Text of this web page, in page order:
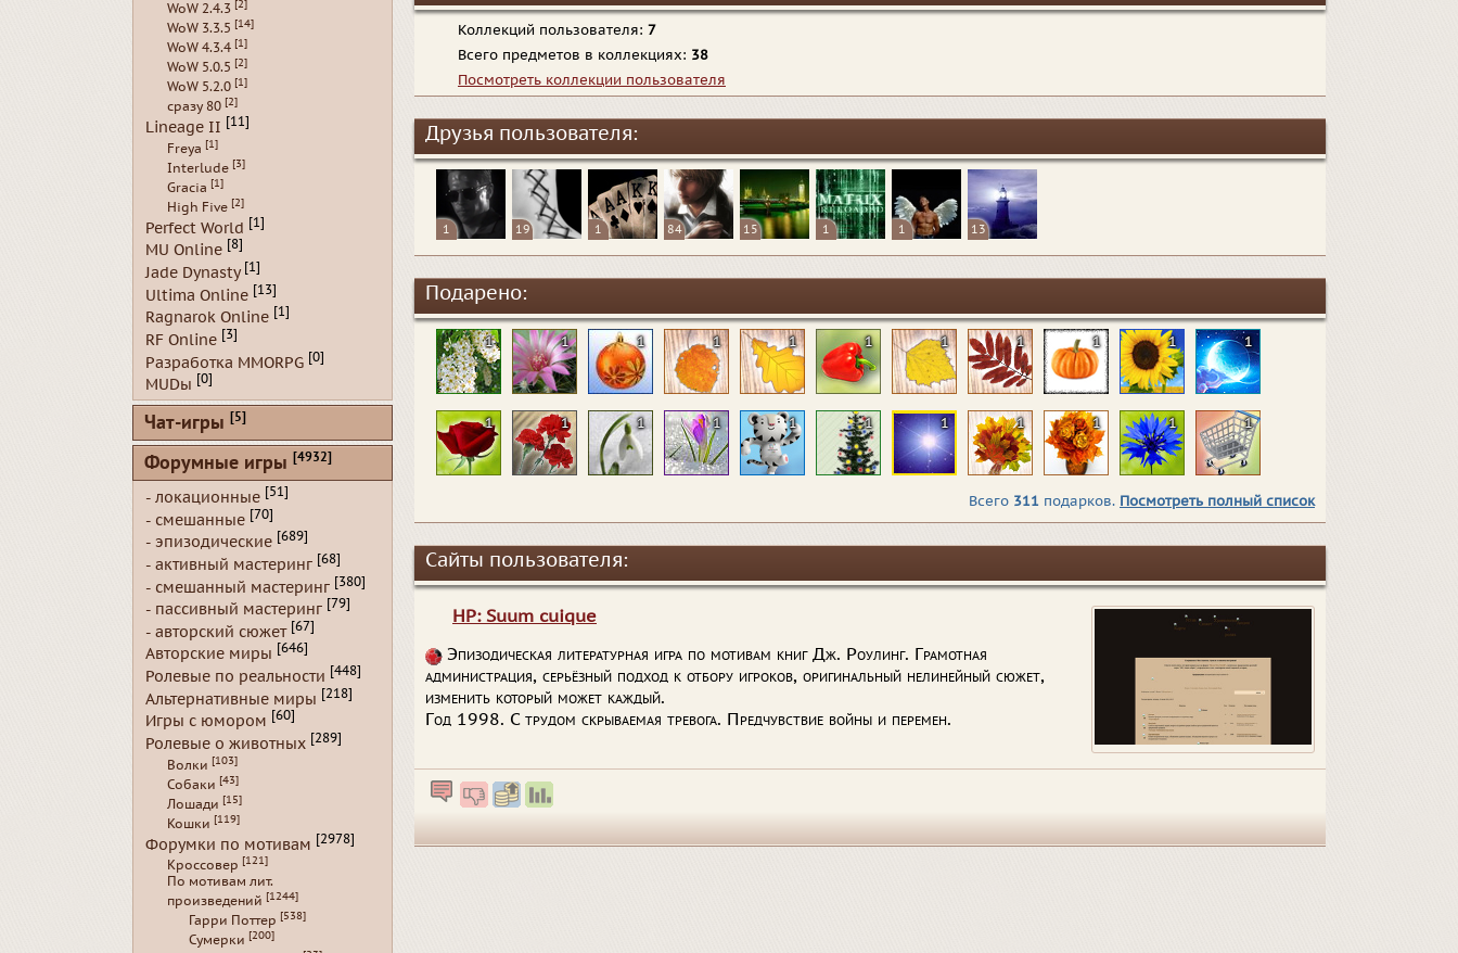
Коллекций пользователя: 7
Всего предметов в коллекциях: 38
Посмотреть коллекции пользователя
Друзья пользователя:
1 19 1 84 15 1 1 13
Подарено:
1 1 1 1 1 1 1 1 1 1 1
1 1 1 1 1 1 1 1 1 1 1
Всего 311 подарков. Посмотреть полный список
Сайты пользователя:
HP: Suum cuique
Эпизодическая литературная игра по мотивам книг Дж. Роулинг. Грамотная
администрация, серьёзный подход к отбору игроков, оригинальный нелинейный сюжет,
изменить который может каждый.
Год 1998. С трудом скрываемая тревога. Предчувствие войны и перемен.
WoW 2.4.3 [2]
WoW 3.3.5 [14]
WoW 4.3.4 [1]
WoW 5.0.5 [2]
WoW 5.2.0 [1]
сразу 80 [2]
Lineage II [11]
Freya [1]
Interlude [3]
Gracia [1]
High Five [2]
Perfect World [1]
MU Online [8]
Jade Dynasty [1]
Ultima Online [13]
Ragnarok Online [1]
RF Online [3]
Разработка MMORPG [0]
MUDы [0]
Чат-игры [5]
Форумные игры [4932]
- локационные [51]
- смешанные [70]
- эпизодические [689]
- активный мастеринг [68]
- смешанный мастеринг [380]
- пассивный мастеринг [79]
- авторский сюжет [67]
Авторские миры [646]
Ролевые по реальности [448]
Альтернативные миры [218]
Игры с юмором [60]
Ролевые о животных [289]
Волки [103]
Собаки [43]
Лошади [15]
Кошки [119]
Форумки по мотивам [2978]
Кроссовер [121]
По мотивам лит.
произведений [1244]
Гарри Поттер [538]
Сумерки [200]